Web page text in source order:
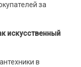
за
искусственный
в